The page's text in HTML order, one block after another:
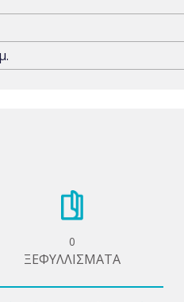
0
ΞΕΦΥΛΛΙΣΜΑΤΑ